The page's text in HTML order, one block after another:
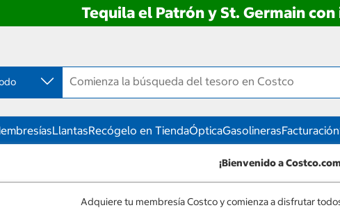
Tequila el Patrón y St. Germain
LlantasRecógelo en TiendaÓpticaGasolinerasFacturación
¡Bienvenido a
Adquiere tu membresía Costco y comienza a disfrutar